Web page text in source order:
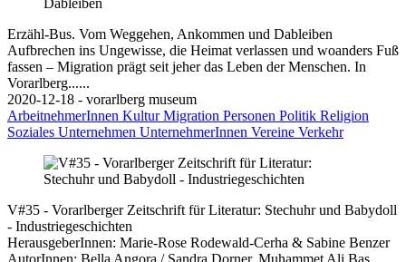
Erzähl-Bus. Vom Weggehen, Ankommen und Dableiben
Aufbrechen ins Ungewisse, die Heimat verlassen und woanders Fuß
fassen – Migration prägt seit jeher das Leben der Menschen. In
Vorarlberg......
2020-12-18 - vorarlberg museum
ArbeitnehmerInnen KulturMigration Personen Politik Religion
Soziales Unternehmen UnternehmerInnen Vereine Verkehr
V#35 - Vorarlberger Zeitschrift für Literatur: Stechuhr und Babydoll
- Industriegeschichten
HerausgeberInnen: Marie-Rose Rodewald-Cerha & Sabine Benzer
AutorInnen: Bella Angora / Sandra Dorner, Muhammet Ali Bas,